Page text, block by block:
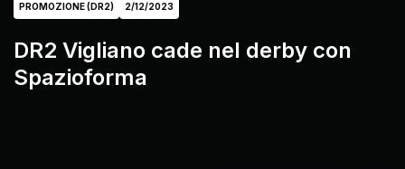
PROMOZIONE (DR2) 2/12/2023
DR2 Vigliano cade nel derby con
Spazioforma